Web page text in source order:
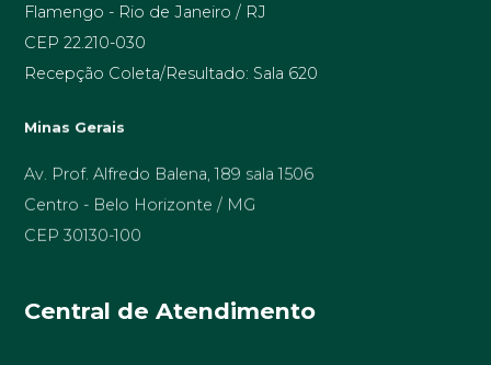
Flamengo - Rio de Janeiro / RJ
CEP 22.210-030
Recepção Coleta/Resultado: Sala 620
Minas Gerais
Av. Prof. Alfredo Balena, 189 sala 1506
Centro - Belo Horizonte / MG
CEP 30130-100
Central de Atendimento